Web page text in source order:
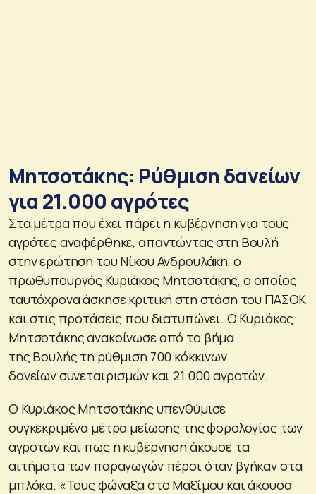
Μητσοτάκης: Ρύθμιση δανείων
για 21.000 αγρότες
Στα μέτρα που έχει πάρει η κυβέρνηση για τους
αγρότες αναφέρθηκε, απαντώντας στη Βουλή
στην ερώτηση του Νίκου Ανδρουλάκη, ο
πρωθυπουργός Κυριάκος Μητσοτάκης, ο οποίος
ταυτόχρονα άσκησε κριτική στη στάση του ΠΑΣΟΚ
και στις προτάσεις που διατυπώνει. Ο Κυριάκος
Μητσοτάκης ανακοίνωσε από το βήμα
της Βουλής τη ρύθμιση 700 κόκκινων
δανείων συνεταιρισμών και 21.000 αγροτών.
Ο Κυριάκος Μητσοτάκης υπενθύμισε
συγκεκριμένα μέτρα μείωσης της φορολογίας των
αγροτών και πως η κυβέρνηση άκουσε τα
αιτήματα των παραγωγών πέρσι όταν βγήκαν στα
μπλόκα. «Τους φώναξα στο Μαξίμου και άκουσα